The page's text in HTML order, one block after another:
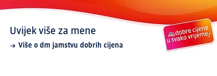
Uvijek više za mene
Više o dm jamstvu dobrih cijena